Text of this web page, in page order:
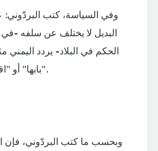
وفي السياسة، كتب
البديل لا يختلف عن سلفه -في
الحكم في البلاد- يردد اليمني
بابها" أو "اقلع بصلي واغرس ثومي".
وبحسب ما كتب البردّوني، فإن